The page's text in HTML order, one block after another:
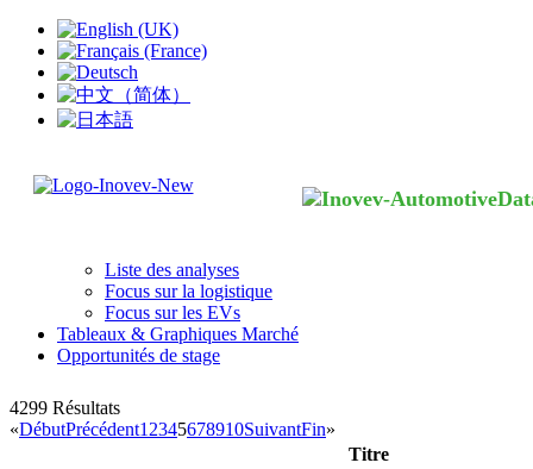
Liste des analyses
Focus sur la logistique
Focus sur les EVs
Tableaux & Graphiques Marché
Opportunités de stage
4299 Résultats
«DébutPrécédent1 2345678910SuivantFin»
Titre